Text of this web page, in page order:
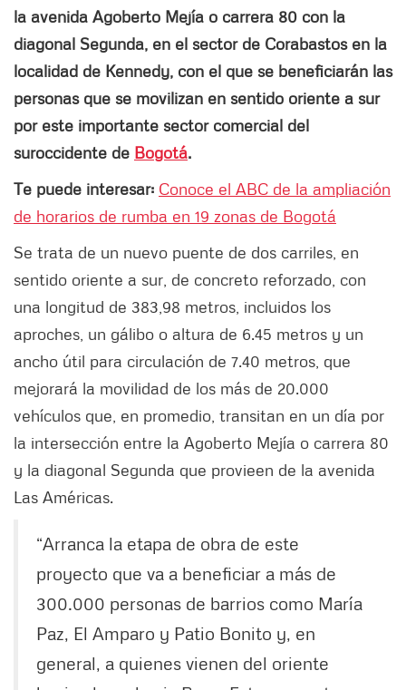
la avenida Agoberto Mejía o carrera 80 con la
diagonal Segunda, en el sector de Corabastos en la
localidad de Kennedy, con el que se beneficiarán las
personas que se movilizan en sentido oriente a sur
por este importante sector comercial del
suroccidente de Bogotá.
Te puede interesar: Conoce el ABC de la ampliación
de horarios de rumba en 19 zonas de Bogotá
Se trata de un nuevo puente de dos carriles, en
sentido oriente a sur, de concreto reforzado, con
una longitud de 383,98 metros, incluidos los
aproches, un gálibo o altura de 6.45 metros y un
ancho útil para circulación de 7.40 metros, que
mejorará la movilidad de los más de 20.000
vehículos que, en promedio, transitan en un día por
la intersección entre la Agoberto Mejía o carrera 80
y la diagonal Segunda que provieen de la avenida
Las Américas.
“Arranca la etapa de obra de este
proyecto que va a beneficiar a más de
300.000 personas de barrios como María
Paz, El Amparo y Patio Bonito y, en
general, a quienes vienen del oriente